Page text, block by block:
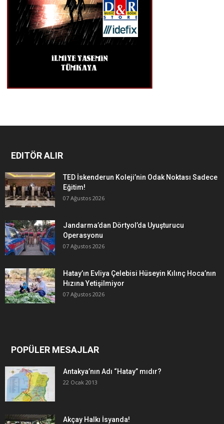
EDITÖR ALIR
TED İskenderun Koleji’nin Odak Noktası Sadece
Eğitim!
07 Ağustos 2026
Jandarma’dan Dörtyol’da Uyuşturucu
Operasyonu
07 Ağustos 2026
Hatay’ın Evliya Çelebisi Hüseyin Kılınç Hoca’nın
Hızına Yetişilmiyor
07 Ağustos 2026
POPÜLER MESAJLAR
Antakya’nın Adı “Hatay” mıdır?
22 Ocak 2013
Akçay Halkı İsyanda!